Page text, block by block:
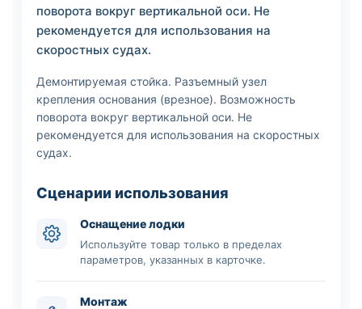
поворота вокруг вертикальной оси. Не
рекомендуется для использования на
скоростных судах.
Демонтируемая стойка. Разъемный узел
крепления основания (врезное). Возможность
поворота вокруг вертикальной оси. Не
рекомендуется для использования на скоростных
судах.
Сценарии использования
Оснащение лодки
Используйте товар только в пределах
параметров, указанных в карточке.
Монтаж